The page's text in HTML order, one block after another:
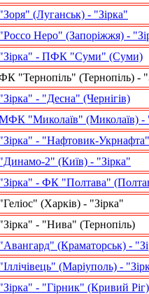
"Зоря" (Луганськ) - "Зірка"
"Россо Неро" (Запоріжжя) -
"Зірка" - ПФК "Суми" (Суми)
"Тернопіль" (Тернопіль) -
"Зірка" - "Десна" (Чернігів)
"Миколаїв" (Миколаїв) -
"Зірка" - "Нафтовик-
"Динамо-2" (Київ) - "Зірка"
"Зірка" - ФК "Полтава"
"Геліос" (Харків) - "Зірка"
"Зірка" - "Нива" (Тернопіль)
"Авангард" (Краматорськ) -
"Іллічівець" (Маріуполь) -
"Зірка" - "Гірник" (Кривий Ріг)